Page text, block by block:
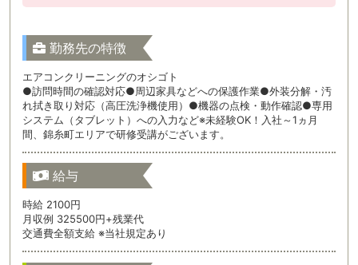
勤務先の特徴
エアコンクリーニングのオシゴト
●訪問時間の確認対応●周辺家具などへの保護作業●外装分解・汚
れ拭き取り対応（高圧洗浄機使用）●機器の点検・動作確認●専用
システム（タブレット）への入力など※未経験OK！入社～1ヵ月
間、錦糸町エリアで研修受講がございます。
給与
時給 2100円
月収例 325500円+残業代
交通費全額支給 ※当社規定あり